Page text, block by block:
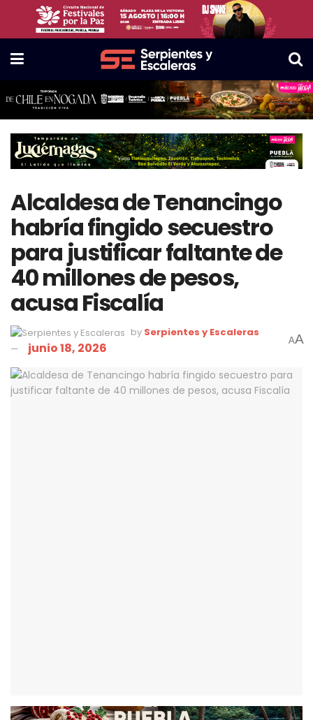
Alcaldesa de Tenancingo
habría fingido secuestro
para justificar faltante de
40 millones de pesos,
acusa Fiscalía
by Serpientes y Escaleras
junio 18, 2026 AA